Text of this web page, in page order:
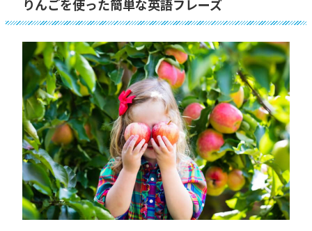
りんごを使った簡単な英語フレーズ